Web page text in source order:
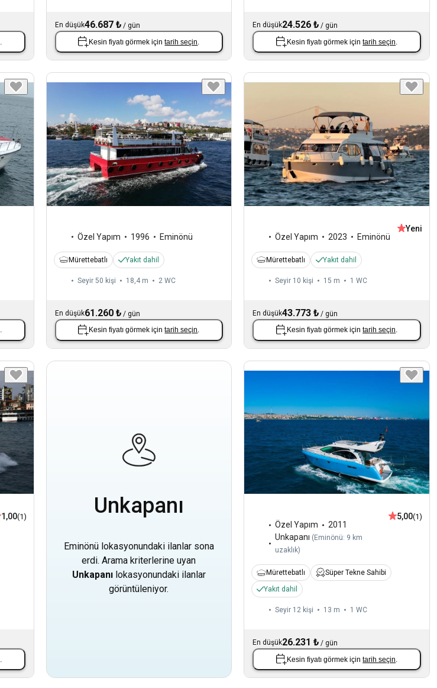
.
En düşük46.687 ₺/ gün
Kesin fiyatı görmek içintarih seçin.
En düşük24.526 ₺ /gün
Kesin fiyatı görmek içintarih seçin.
.
Özel Yapım 1996 Eminönü
Mürettebatlı Yakıt dahil
Seyir 50 kişi 18,4 m 2 WC
En düşük61.260 ₺/ gün
Kesin fiyatı görmek içintarih seçin.
Özel Yapım 2023 Eminönü
Yeni
Mürettebatlı Yakıt dahil
Seyir 10 kişi 15 m 1 WC
En düşük43.773 ₺ /gün
Kesin fiyatı görmek içintarih seçin.
1,00(1)
.
Unkapanı
Eminönü lokasyonundaki ilanlar sona
erdi. Arama kriterlerine uyan
Unkapanılokasyonundaki ilanlar
görüntüleniyor.
Özel Yapım
2011
Unkapanı ( Eminönü: 9 km
uzaklık)
5,00(1)
Mürettebatlı
Süper Tekne Sahibi
Yakıt dahil
Seyir 12 kişi 13 m 1 WC
En düşük26.231 ₺ /gün
Kesin fiyatı görmek içintarih seçin.